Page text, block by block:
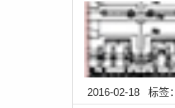
2016-02-18 标签：